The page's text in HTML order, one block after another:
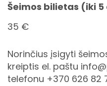
Šeimos bilietas (iki 5
35 €
Norinčius įsigyti
kreiptis el. paštu
telefonu +370 626 82